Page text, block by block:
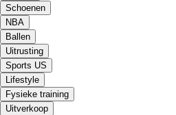
Schoenen
NBA
Ballen
Uitrusting
Sports US
Lifestyle
Fysieke training
Uitverkoop